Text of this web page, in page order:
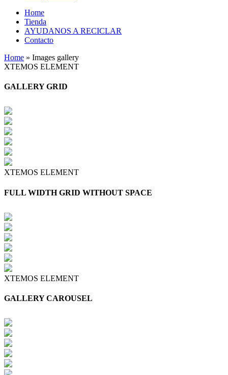
Home
Tienda
AYUDANOS A RECICLAR
Contacto
Home » Images gallery
XTEMOS ELEMENT
GALLERY GRID
XTEMOS ELEMENT
FULL WIDTH GRID WITHOUT SPACE
XTEMOS ELEMENT
GALLERY CAROUSEL